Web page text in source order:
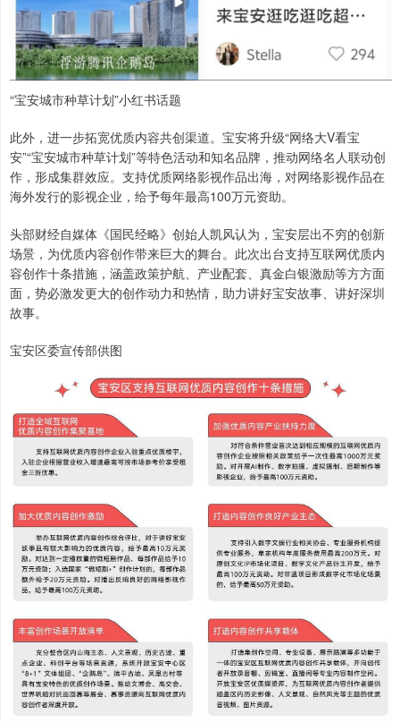
“宝安城市种草计划”小红书话题
此外，进一步拓宽优质内容共创渠道。宝安将升级“网络大V看宝
安”“宝安城市种草计划”等特色活动和知名品牌，推动网络名人联动创
作，形成集群效应。支持优质网络影视作品出海，对网络影视作品在
海外发行的影视企业，给予每年最高100万元资助。
头部财经自媒体《国民经略》创始人凯风认为，宝安层出不穷的创新
场景，为优质内容创作带来巨大的舞台。此次出台支持互联网优质内
容创作十条措施，涵盖政策护航、产业配套、真金白银激励等方方面
面，势必激发更大的创作动力和热情，助力讲好宝安故事、讲好深圳
故事。
宝安区委宣传部供图